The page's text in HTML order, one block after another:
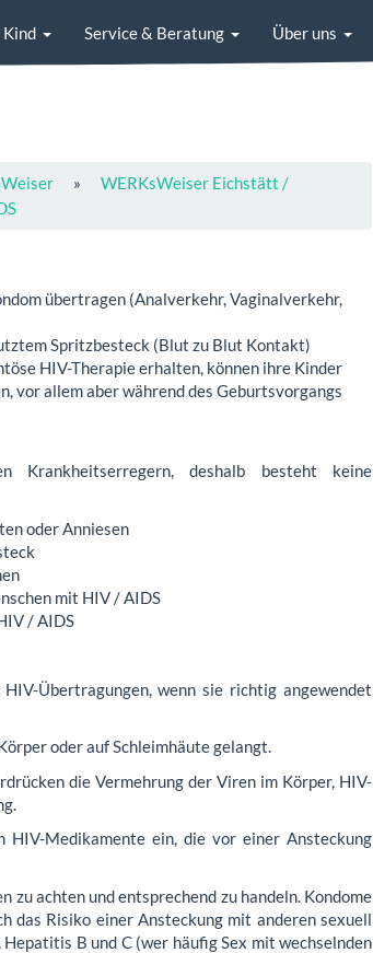
Kind Service & Beratung Über uns
»
WERKsWeiser Eichstätt /
übertragen (Analverkehr, Vaginalverkehr,
Spritzbesteck (Blut zu Blut Kontakt)
HIV-Therapie erhalten, können ihre Kinder
vor allem aber während des Geburtsvorgangs
deshalb besteht keine
oder Anniesen
mit HIV / AIDS
/ AIDS
Übertragungen, wenn sie richtig angewendet
oder auf Schleimhäute gelangt.
die Vermehrung der Viren im Körper, HIV-
HIV-Medikamente ein, die vor einer Ansteckung
achten und entsprechend zu handeln. Kondome
das Risiko einer Ansteckung mit anderen sexuell
B und C (wer häufig Sex mit wechselnden